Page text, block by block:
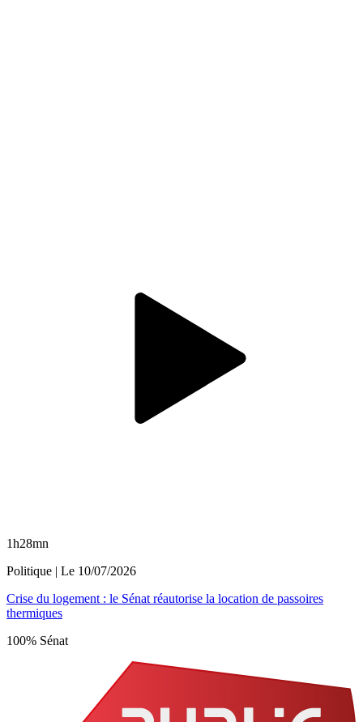
1h28mn
Politique | Le 10/07/2026
Crise du logement : le Sénat réautorise la location de passoires
thermiques
100% Sénat